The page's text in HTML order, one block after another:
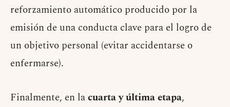
reforzamiento automático producido por la
emisión de una conducta clave para el logro de
un objetivo personal (evitar accidentarse o
enfermarse).
Finalmente, en lacuarta y última etapa,